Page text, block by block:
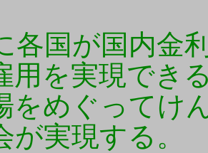
各国が国内金
用を実現でき
をめぐってけ
が実現する。